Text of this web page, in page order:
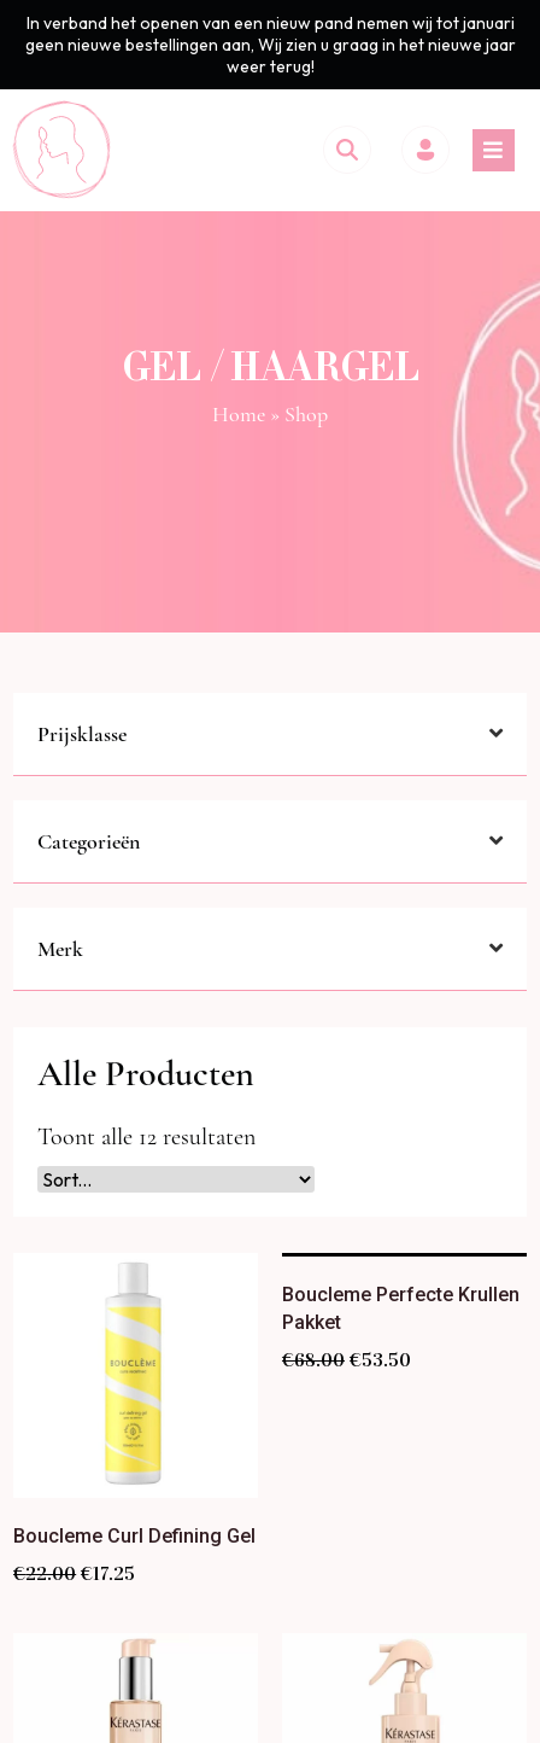
In verband het openen van een nieuw pand nemen wij tot januari
geen nieuwe bestellingen aan, Wij zien u graag in het nieuwe jaar
weer terug!
GEL / HAARGEL
Home » Shop
Prijsklasse
Categorieën
Merk
Alle Producten
Toont alle 12 resultaten
Boucleme Curl Defining Gel
€22.00 €17.25
Boucleme Perfecte Krullen
Pakket
€68.00 €53.50